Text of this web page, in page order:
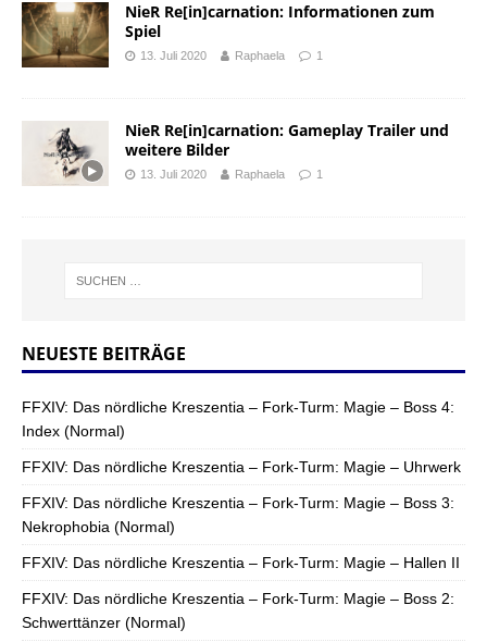
NieR Re[in]carnation: Informationen zum
Spiel
13. Juli 2020 Raphaela 1
NieR Re[in]carnation: Gameplay Trailer und
weitere Bilder
13. Juli 2020 Raphaela 1
NEUESTE BEITRÄGE
FFXIV: Das nördliche Kreszentia – Fork-Turm: Magie – Boss 4:
Index (Normal)
FFXIV: Das nördliche Kreszentia – Fork-Turm: Magie – Uhrwerk
FFXIV: Das nördliche Kreszentia – Fork-Turm: Magie – Boss 3:
Nekrophobia (Normal)
FFXIV: Das nördliche Kreszentia – Fork-Turm: Magie – Hallen II
FFXIV: Das nördliche Kreszentia – Fork-Turm: Magie – Boss 2:
Schwerttänzer (Normal)